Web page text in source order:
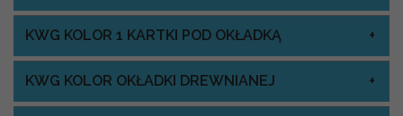
KWG KOLOR 1 KARTKI POD OKŁADKĄ
KWG KOLOR OKŁADKI DREWNIANEJ